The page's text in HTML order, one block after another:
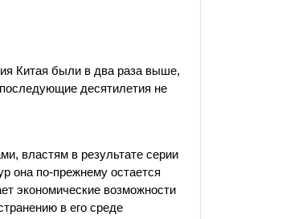
Китая были в два раза выше,
десятилетия не
властям в результате серии
она по-прежнему остается
экономические возможности
в его среде